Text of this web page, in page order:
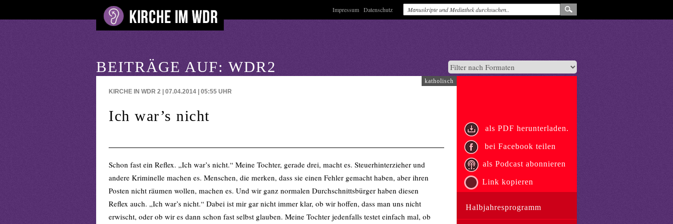
Impressum Datenschutz
BEITRÄGE AUF: WDR2
katholisch
KIRCHE IN WDR 2 | 07.04.2014 | 05:55 UHR
Ich war’s nicht
Schon fast ein Reflex. „Ich war’s nicht.“ Meine Tochter, gerade drei, macht es. Steuerhinterzieher und
andere Kriminelle machen es. Menschen, die merken, dass sie einen Fehler gemacht haben, aber ihren
Posten nicht räumen wollen, machen es. Und wir ganz normalen Durchschnittsbürger haben diesen
Reflex auch. „Ich war’s nicht.“ Dabei ist mir gar nicht immer klar, ob wir hoffen, dass man uns nicht
erwischt, oder ob wir es dann schon fast selbst glauben. Meine Tochter jedenfalls testet einfach mal, ob
als PDF herunterladen.
bei Facebook teilen
als Podcast abonnieren
Link kopieren
Halbjahresprogramm